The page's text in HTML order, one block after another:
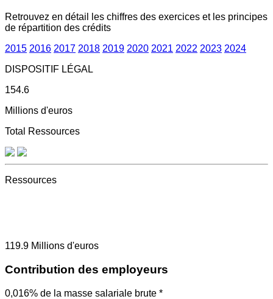
Retrouvez en détail les chiffres des exercices et les principes
de répartition des crédits
2015 2016 2017 2018 2019 2020 2021 2022 2023 2024
DISPOSITIF LÉGAL
154.6
Millions d'euros
Total Ressources
Ressources
119.9 Millions d'euros
Contribution des employeurs
0,016% de la masse salariale brute *